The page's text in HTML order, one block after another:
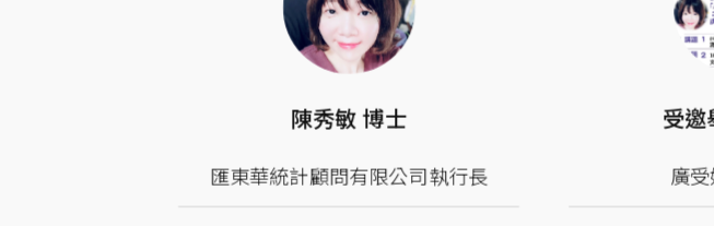
陳秀敏 博士
匯東華統計顧問有限公司執行長
受邀
廣